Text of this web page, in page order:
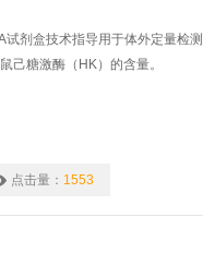
试剂盒技术指导用于体外定量检
己糖激酶（HK）的含量。
点击量： 1553